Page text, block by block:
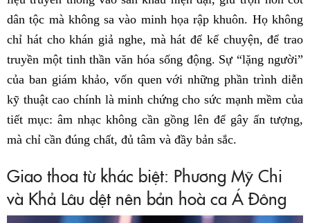
dân tộc mà không sa vào minh họa rập khuôn. Họ không
chỉ hát cho khán giả nghe, mà hát để kể chuyện, để trao
truyền một tinh thần văn hóa sống động. Sự “lặng người”
của ban giám khảo, vốn quen với những phần trình diễn
kỹ thuật cao chính là minh chứng cho sức mạnh mềm của
tiết mục: âm nhạc không cần gồng lên để gây ấn tượng,
mà chỉ cần đúng chất, đủ tâm và đầy bản sắc.
Giao thoa từ khác biệt: Phương Mỹ Chi
và Khả Lâu dệt nên bản hoà ca Á Đông